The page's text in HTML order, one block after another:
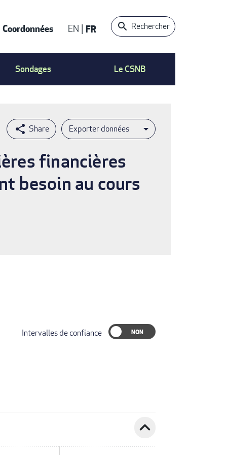
Coordonnées EN FR Rechercher
Sondages Le CSNB
Exporter données
financières
besoin au cours
Intervalles de confiance
expand_less